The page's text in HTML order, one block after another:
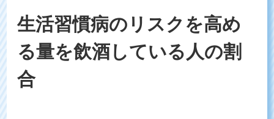
生活習慣病のリスクを高め
る量を飲酒している人の割
合